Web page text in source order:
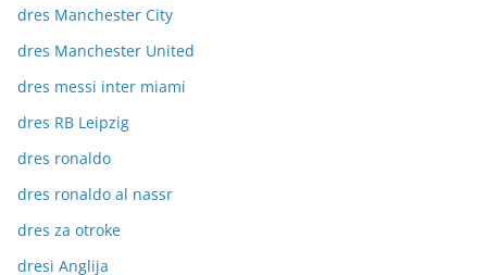
dres Manchester City
dres Manchester United
dres messi inter miami
dres RB Leipzig
dres ronaldo
dres ronaldo al nassr
dres za otroke
dresi Anglija